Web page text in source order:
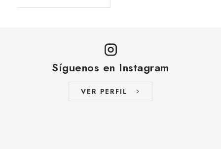
Síguenos en Instagram
VER PERFIL